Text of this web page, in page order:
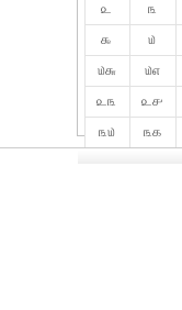
௨
௩
௯
௰
௰௬
௰௭
௨௩
௨௪
௩௰
௩௧